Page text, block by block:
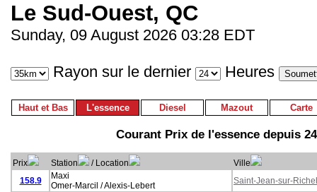
Le Sud-Ouest, QC
Sunday, 09 August 2026 03:28 EDT
Rayon sur le dernier Heures
Haut et Bas L'essence Diesel Mazout Carte
Courant Prix de l'essence depuis
Prix Station / Location
Ville
158.9
Maxi
Omer-Marcil / Alexis-Lebert
Saint-Jean-sur-